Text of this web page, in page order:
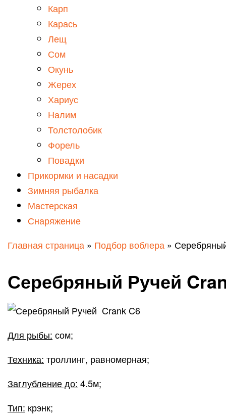
Карп
Карась
Лещ
Сом
Окунь
Жерех
Хариус
Налим
Толстолобик
Форель
Повадки
Прикормки и насадки
Зимняя рыбалка
Мастерская
Снаряжение
Главная страница » Подбор воблера »
Серебряный Ручей
Для рыбы: сом;
Техника: троллинг, равномерная;
Заглубление до: 4.5м;
Тип: крэнк;